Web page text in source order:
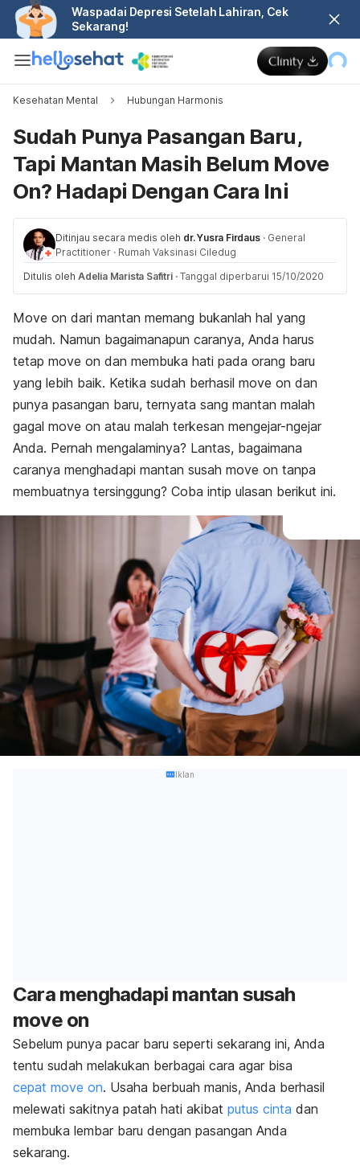
Waspadai Depresi Setelah Lahiran, Cek
Sekarang!
Kesehatan Mental Hubungan Harmonis
Sudah Punya Pasangan Baru,
Tapi Mantan Masih Belum Move
On? Hadapi Dengan Cara Ini
Ditinjau secara medis oleh dr. Yusra Firdaus · General
Practitioner · Rumah Vaksinasi Ciledug
Ditulis oleh Adelia Marista Safitri · Tanggal diperbarui 15/10/2020
Move on dari mantan memang bukanlah hal yang
mudah. Namun bagaimanapun caranya, Anda harus
tetap move on dan membuka hati pada orang baru
yang lebih baik. Ketika sudah berhasil move on dan
punya pasangan baru, ternyata sang mantan malah
gagal move on atau malah terkesan mengejar-ngejar
Anda. Pernah mengalaminya? Lantas, bagaimana
caranya menghadapi mantan susah move on tanpa
membuatnya tersinggung? Coba intip ulasan berikut ini.
Iklan
Cara menghadapi mantan susah
move on
Sebelum punya pacar baru seperti sekarang ini, Anda
tentu sudah melakukan berbagai cara agar bisa
cepat move on. Usaha berbuah manis, Anda berhasil
melewati sakitnya patah hati akibat putus cinta dan
membuka lembar baru dengan pasangan Anda
sekarang.